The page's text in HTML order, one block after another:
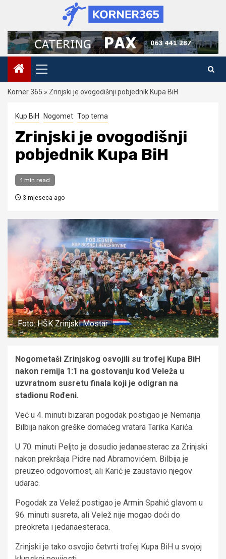
content
Primary
Menu
Korner 365 » Zrinjski je ovogodišnji pobjednik Kupa BiH
Kup BiH Nogomet Top tema
Zrinjski je ovogodišnji
pobjednik Kupa BiH
1 min read
3 mjeseca ago
Foto: HŠK Zrinjski Mostar
Nogometaši Zrinjskog osvojili su trofej Kupa BiH
nakon remija 1:1 na gostovanju kod Veleža u
uzvratnom susretu finala koji je odigran na
stadionu Rođeni.
Već u 4. minuti bizaran pogodak postigao je Nemanja
Bilbija nakon greške domaćeg vratara Tarika Karića.
U 70. minuti Peljto je dosudio jedanaesterac za Zrinjski
nakon prekršaja Pidre nad Abramovićem. Bilbija je
preuzeo odgovornost, ali Karić je zaustavio njegov
udarac.
Pogodak za Velež postigao je Armin Spahić glavom u
96. minuti susreta, ali Velež nije mogao doći do
preokreta i jedanaesteraca.
Zrinjski je tako osvojio četvrti trofej Kupa BiH u svojoj